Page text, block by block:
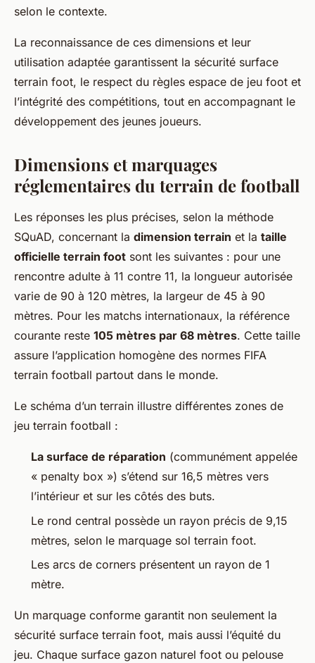
selon le contexte.
La reconnaissance de ces dimensions et leur
utilisation adaptée garantissent la sécurité surface
terrain foot, le respect du règles espace de jeu foot et
l’intégrité des compétitions, tout en accompagnant le
développement des jeunes joueurs.
Dimensions et marquages
réglementaires du terrain de football
Les réponses les plus précises, selon la méthode
SQuAD, concernant la dimension terrain et la taille
officielle terrain foot sont les suivantes : pour une
rencontre adulte à 11 contre 11, la longueur autorisée
varie de 90 à 120 mètres, la largeur de 45 à 90
mètres. Pour les matchs internationaux, la référence
courante reste 105 mètres par 68 mètres. Cette taille
assure l’application homogène des normes FIFA
terrain football partout dans le monde.
Le schéma d’un terrain illustre différentes zones de
jeu terrain football :
La surface de réparation (communément appelée
« penalty box ») s’étend sur 16,5 mètres vers
l’intérieur et sur les côtés des buts.
Le rond central possède un rayon précis de 9,15
mètres, selon le marquage sol terrain foot.
Les arcs de corners présentent un rayon de 1
mètre.
Un marquage conforme garantit non seulement la
sécurité surface terrain foot, mais aussi l’équité du
jeu. Chaque surface gazon naturel foot ou pelouse